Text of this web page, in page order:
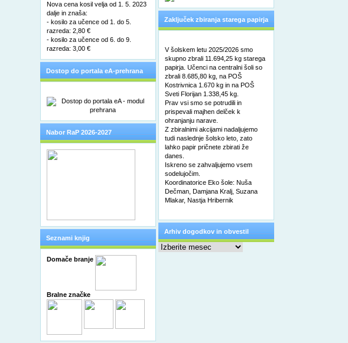
Nova cena kosil velja od 1. 5. 2023
dalje in znaša:
- kosilo za učence od 1. do 5.
razreda: 2,80 €
- kosilo za učence od 6. do 9.
razreda: 3,00 €
Dostop do portala eA-prehrana
Nabor RaP 2026-2027
Seznami knjig
Domače branje
Bralne značke
Zaključek zbiranja starega papirja
V šolskem letu 2025/2026 smo
skupno zbrali 11.694,25 kg starega
papirja. Učenci na centralni šoli so
zbrali 8.685,80 kg, na POŠ
Kostrivnica 1.670 kg in na POŠ
Sveti Florijan 1.338,45 kg.
Prav vsi smo se potrudili in
prispevali majhen delček k
ohranjanju narave.
Z zbiralnimi akcijami nadaljujemo
tudi naslednje šolsko leto, zato
lahko papir pričnete zbirati že
danes.
Iskreno se zahvaljujemo vsem
sodelujočim.
Koordinatorice Eko šole: Nuša
Dečman, Damjana Kralj, Suzana
Mlakar, Nastja Hribernik
Arhiv dogodkov in obvestil
Arhiv
dogodkov